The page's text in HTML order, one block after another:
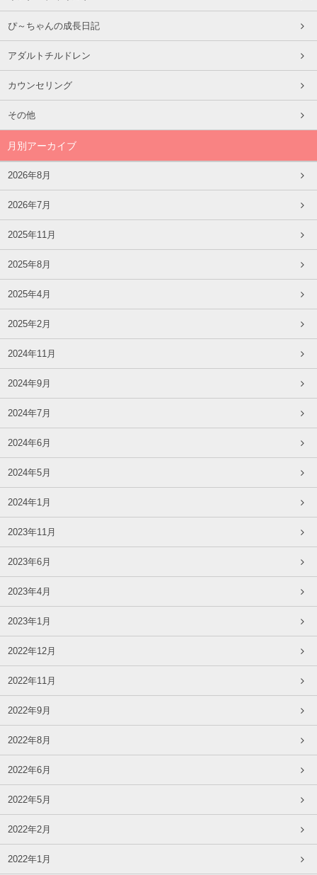
ぴ～ちゃんの成長日記
アダルトチルドレン
カウンセリング
その他
月別アーカイブ
2026年8月
2026年7月
2025年11月
2025年8月
2025年4月
2025年2月
2024年11月
2024年9月
2024年7月
2024年6月
2024年5月
2024年1月
2023年11月
2023年6月
2023年4月
2023年1月
2022年12月
2022年11月
2022年9月
2022年8月
2022年6月
2022年5月
2022年2月
2022年1月